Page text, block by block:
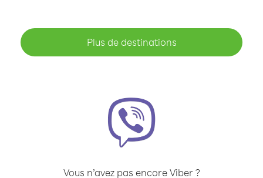
Plus de destinations
Vous n’avez pas encore Viber ?